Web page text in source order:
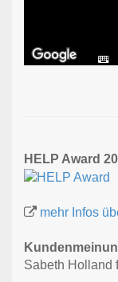
HELP Award
mehr Infos
Sabeth Holland